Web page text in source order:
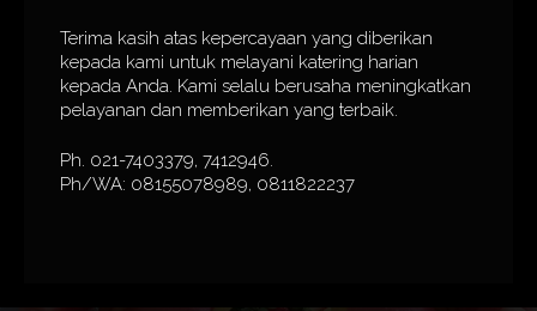
Terima kasih atas kepercayaan yang diberikan
kepada kami untuk melayani katering harian
kepada Anda. Kami selalu berusaha meningkatkan
pelayanan dan memberikan yang terbaik.
Ph. 021-7403379, 7412946.
Ph/WA: 08155078989, 0811822237